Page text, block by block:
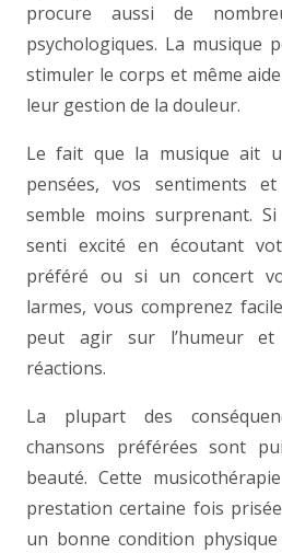
procure aussi de
psychologiques. La musique
stimuler le corps et même
leur gestion de la douleur.
Le fait que la musique ait
pensées, vos sentiments
semble moins surprenant.
senti excité en écoutant
préféré ou si un concert
larmes, vous comprenez
peut agir sur l’humeur et
réactions.
La plupart des
chansons préférées sont
beauté. Cette
prestation certaine fois
un bonne condition